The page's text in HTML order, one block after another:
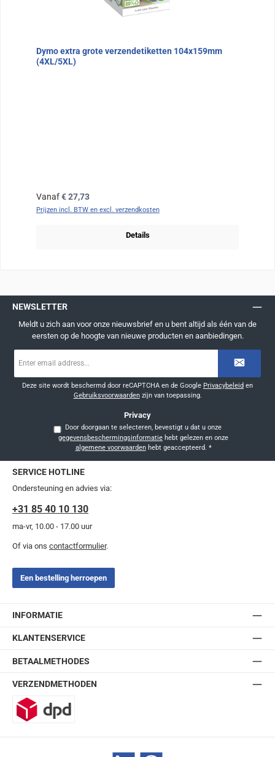
Dymo extra grote verzendetiketten 104x159mm
(4XL/5XL)
Normale prijs:
Vanaf€ 27,73
Prijzen incl. BTW en excl. verzendkosten
Details
NEWSLETTER
Meldt u zich aan voor onze nieuwsbrief en u bent altijd als één van de
eersten op de hoogte van nieuwe producten en aanbiedingen.
mailadres
Deze site wordt beschermd door reCAPTCHA en de Google Privacybeleid en
Gebruiksvoorwaardenzijn van toepassing.
Privacy
Door doorgaan te selecteren, bevestigt u dat u onze
gegevensbeschermingsinformatie
algemene voorwaardenhebt geaccepteerd. *
SERVICE HOTLINE
Ondersteuning en advies via:
+31 85 40 10 130
ma-vr, 10.00 - 17.00 uur
Of via ons contactformulier.
Een bestelling herroepen
INFORMATIE
KLANTENSERVICE
BETAALMETHODES
VERZENDMETHODEN